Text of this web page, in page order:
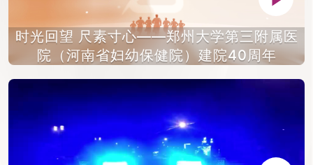
时光回望 尺素寸心——郑州大学第三附属医
院（河南省妇幼保健院）建院40周年